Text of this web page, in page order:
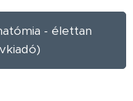
- élettan